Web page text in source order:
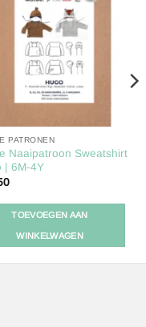
verlanglijst
PATRONEN
Naaipatroon Sweatshirt
| 6M-4Y
TOEVOEGEN AAN
WINKELWAGEN